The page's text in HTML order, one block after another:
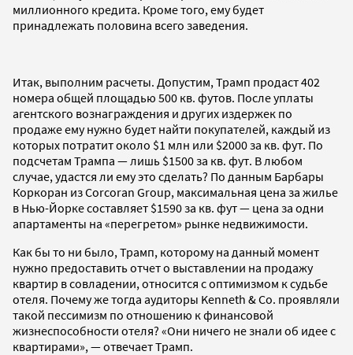
миллионного кредита. Кроме того, ему будет
принадлежать половина всего заведения.
Итак, выполним расчеты. Допустим, Трамп продаст 402
номера общей площадью 500 кв. футов. После уплаты
агентского вознаграждения и других издержек по
продаже ему нужно будет найти покупателей, каждый из
которых потратит около $1 млн или $2000 за кв. фут. По
подсчетам Трампа — лишь $1500 за кв. фут. В любом
случае, удастся ли ему это сделать? По данным Барбары
Коркоран из Corcoran Group, максимальная цена за жилье
в Нью-Йорке составляет $1590 за кв. фут — цена за одни
апартаменты на «перегретом» рынке недвижимости.
Как бы то ни было, Трамп, которому на данный момент
нужно предоставить отчет о выставлении на продажу
квартир в совладении, относится с оптимизмом к судьбе
отеля. Почему же тогда аудиторы Kenneth & Co. проявляли
такой пессимизм по отношению к финансовой
жизнеспособности отеля? «Они ничего не знали об идее с
квартирами», — отвечает Трамп.